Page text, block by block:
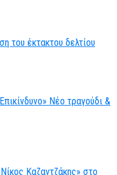
του έκτακτου δελτίου
Νέο τραγούδι &
Καζαντζάκης» στο